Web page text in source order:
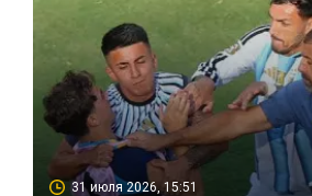
31 июля 2026, 15:51